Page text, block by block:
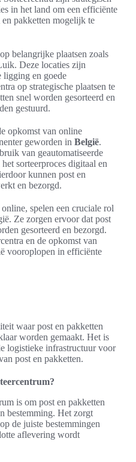
in het land om een efficiënte
pakketten mogelijk te
belangrijke plaatsen zoals
Deze locaties zijn
ligging en goede
op strategische plaatsen te
snel worden gesorteerd en
gestuurd.
opkomst van online
geworden in België.
van geautomatiseerde
sorteerproces digitaal en
kunnen post en
en bezorgd.
spelen een cruciale rol
Ze zorgen ervoor dat post
gesorteerd en bezorgd.
en de opkomst van
vooroplopen in efficiënte
waar post en pakketten
worden gemaakt. Het is
logistieke infrastructuur voor
post en pakketten.
is om post en pakketten
bestemming. Het zorgt
de juiste bestemmingen
aflevering wordt